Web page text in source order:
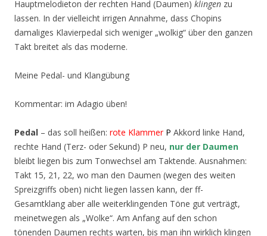
Hauptmelodieton der rechten Hand (Daumen) klingen zu
lassen. In der vielleicht irrigen Annahme, dass Chopins
damaliges Klavierpedal sich weniger „wolkig“ über den ganzen
Takt breitet als das moderne.
Meine Pedal- und Klangübung
Kommentar: im Adagio üben!
Pedal – das soll heißen: rote Klammer P Akkord linke Hand,
rechte Hand (Terz- oder Sekund) P neu, nur der Daumen
bleibt liegen bis zum Tonwechsel am Taktende. Ausnahmen:
Takt 15, 21, 22, wo man den Daumen (wegen des weiten
Spreizgriffs oben) nicht liegen lassen kann, der ff-
Gesamtklang aber alle weiterklingenden Töne gut verträgt,
meinetwegen als „Wolke“. Am Anfang auf den schon
tönenden Daumen rechts warten, bis man ihn wirklich klingen